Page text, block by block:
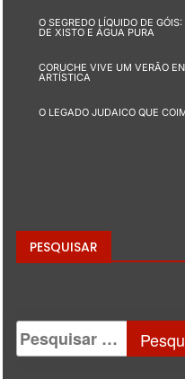
O SEGREDO LÍQUIDO DE
DE XISTO E ÁGUA PURA
CORUCHE VIVE UM VERÃO
ARTÍSTICA
O LEGADO JUDAICO QUE
PESQUISAR